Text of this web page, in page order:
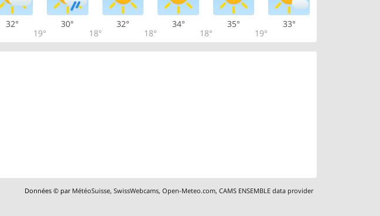
32°
19°
30°
18°
32°
18°
34°
18°
35°
19°
33°
Données © par MétéoSuisse,SwissWebcams,Open-Meteo.com,CAMS ENSEMBLE data provider